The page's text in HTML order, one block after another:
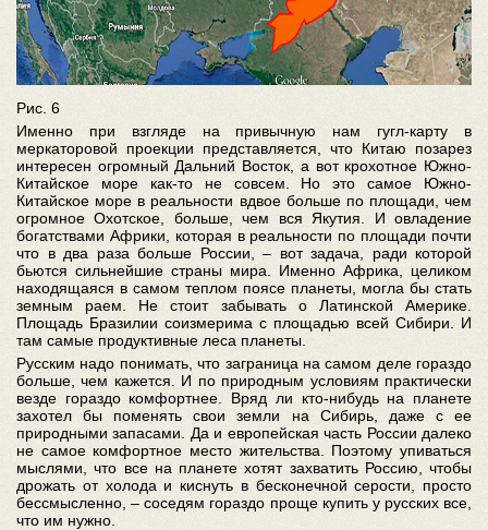
Рис. 6
Именно при взгляде на привычную нам гугл-карту в
меркаторовой проекции представляется, что Китаю позарез
интересен огромный Дальний Восток, а вот крохотное Южно-
Китайское море как-то не совсем. Но это самое Южно-
Китайское море в реальности вдвое больше по площади, чем
огромное Охотское, больше, чем вся Якутия. И овладение
богатствами Африки, которая в реальности по площади почти
что в два раза больше России, – вот задача, ради которой
бьются сильнейшие страны мира. Именно Африка, целиком
находящаяся в самом теплом поясе планеты, могла бы стать
земным раем. Не стоит забывать о Латинской Америке.
Площадь Бразилии соизмерима с площадью всей Сибири. И
там самые продуктивные леса планеты.
Русским надо понимать, что заграница на самом деле гораздо
больше, чем кажется. И по природным условиям практически
везде гораздо комфортнее. Вряд ли кто-нибудь на планете
захотел бы поменять свои земли на Сибирь, даже с ее
природными запасами. Да и европейская часть России далеко
не самое комфортное место жительства. Поэтому упиваться
мыслями, что все на планете хотят захватить Россию, чтобы
дрожать от холода и киснуть в бесконечной серости, просто
бессмысленно, – соседям гораздо проще купить у русских все,
что им нужно.